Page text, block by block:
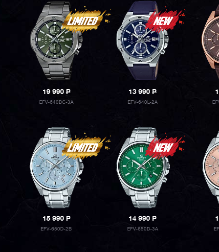
19 990P
EFV-640DC-3A
13 990P
EFV-640L-2A
15 990P
EFV-650D-2B
14 990P
EFV-650D-3A